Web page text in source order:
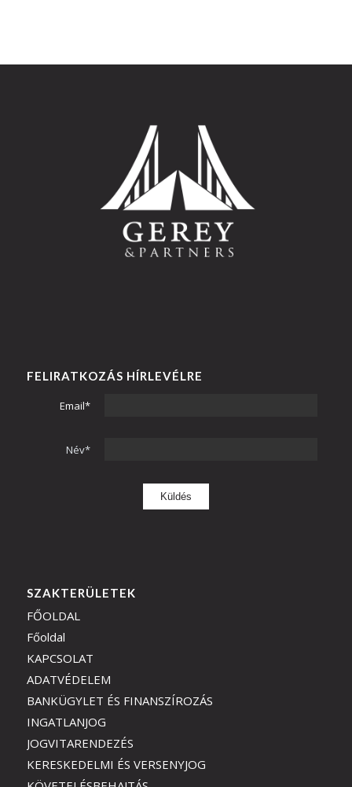
FELIRATKOZÁS HÍRLEVÉLRE
Email*
Név*
SZAKTERÜLETEK
FŐOLDAL
Főoldal
KAPCSOLAT
ADATVÉDELEM
BANKÜGYLET ÉS FINANSZÍROZÁS
INGATLANJOG
JOGVITARENDEZÉS
KERESKEDELMI ÉS VERSENYJOG